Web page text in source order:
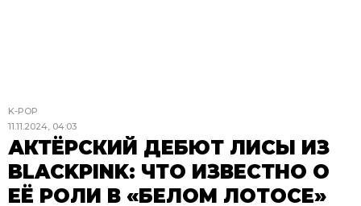
K-POP
11.11.2024, 04:03
АКТЁРСКИЙ ДЕБЮТ ЛИСЫ ИЗ
BLACKPINK: ЧТО ИЗВЕСТНО О
ЕЁ РОЛИ В «БЕЛОМ ЛОТОСЕ»